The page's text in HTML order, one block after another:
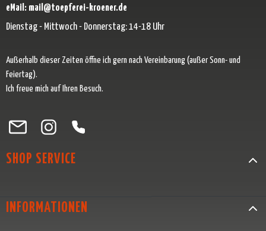
eMail: mail@toepferei-kroener.de
Dienstag - Mittwoch - Donnerstag: 14-18 Uhr
Außerhalb dieser Zeiten öffne ich gern nach Vereinbarung (außer Sonn- und
Feiertag).
Ich freue mich auf Ihren Besuch.
Besuche uns auf Facebook – öffnet in neuem Tab (externer Link)
Schau auf Instagram vorbei – öffnet in neuem Tab (externer Link)
Lass dich auf Pinterest inspirieren – öffnet in neuem Tab
Folge uns auf X – öffnet in neuem Tab (externer Link)
SHOP SERVICE
INFORMATIONEN